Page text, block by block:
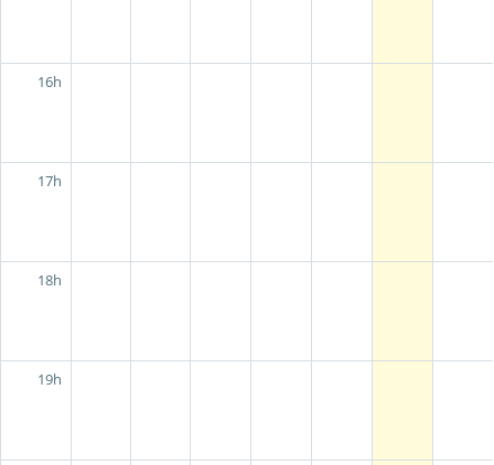
16h
17h
18h
19h